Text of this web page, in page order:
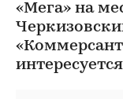
«Мега» на